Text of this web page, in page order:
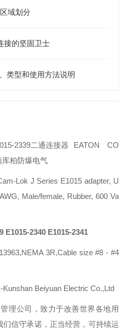
域划分
接的坚固卫士
类型和使用方法说明
EATON CO
柏防爆电气
Lok J Series E1015 adapter, U
Male/female, Rubber, 600 Va
E1015-2340 E1015-2341
3R,Cable size #8 - #4
Beiyuan Electric Co.,Ltd
理公司，致力于改善世界各地用
们信守承诺，正当经营，可持续运